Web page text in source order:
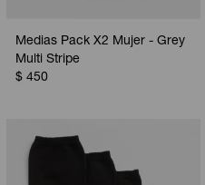
Medias Pack X2 Mujer - Grey
Multi Stripe
$ 450